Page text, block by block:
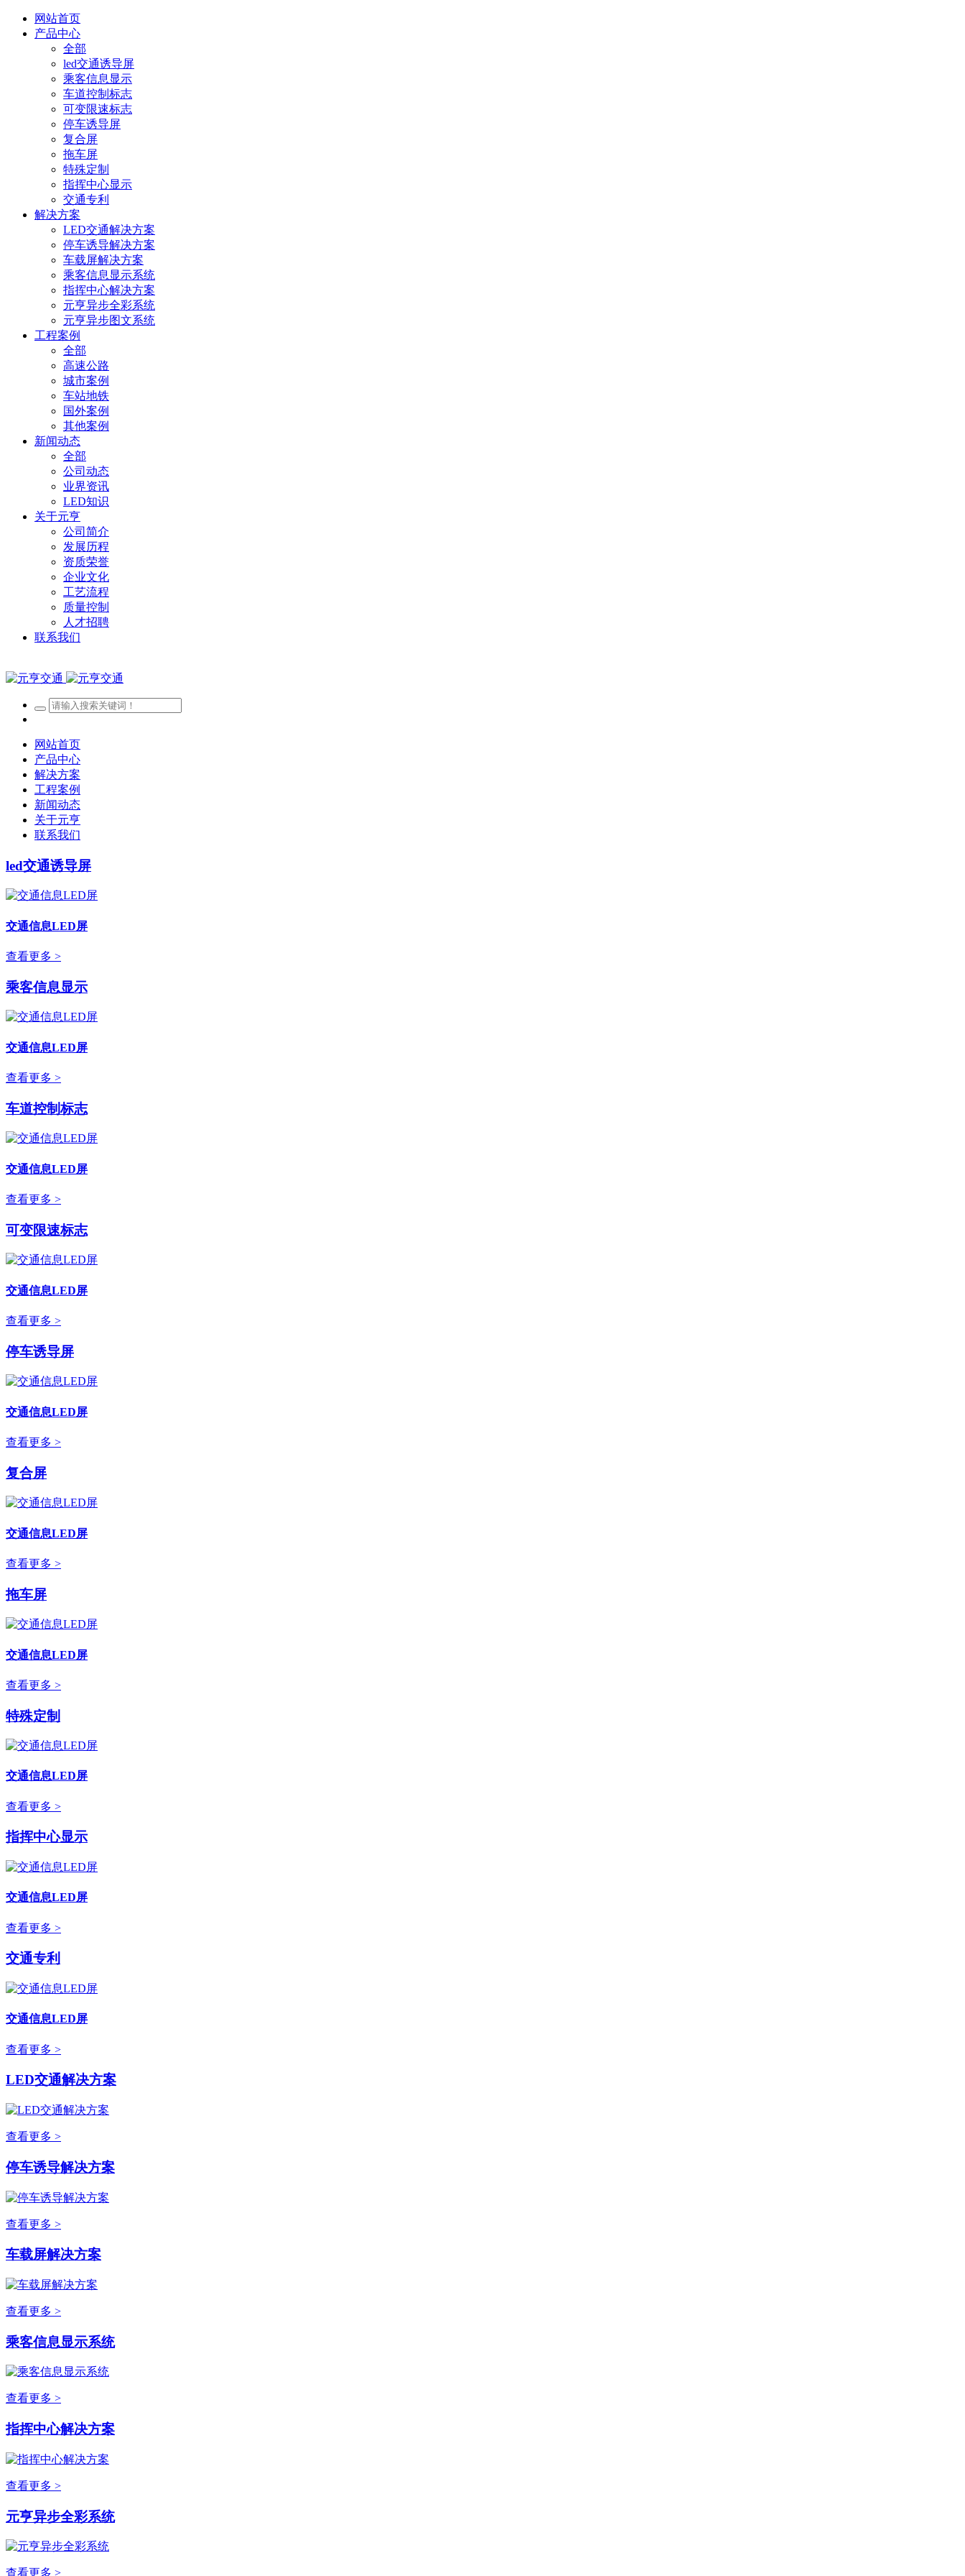
网站首页
产品中心
全部
led交通诱导屏
乘客信息显示
车道控制标志
可变限速标志
停车诱导屏
复合屏
拖车屏
特殊定制
指挥中心显示
交通专利
解决方案
LED交通解决方案
停车诱导解决方案
车载屏解决方案
乘客信息显示系统
指挥中心解决方案
元亨异步全彩系统
元亨异步图文系统
工程案例
全部
高速公路
城市案例
车站地铁
国外案例
其他案例
新闻动态
全部
公司动态
业界资讯
LED知识
关于元亨
公司简介
发展历程
资质荣誉
企业文化
工艺流程
质量控制
人才招聘
联系我们
网站首页
产品中心
解决方案
工程案例
新闻动态
关于元亨
联系我们
led交通诱导屏
交通信息LED屏
查看更多 >
乘客信息显示
交通信息LED屏
查看更多 >
车道控制标志
交通信息LED屏
查看更多 >
可变限速标志
交通信息LED屏
查看更多 >
停车诱导屏
交通信息LED屏
查看更多 >
复合屏
交通信息LED屏
查看更多 >
拖车屏
交通信息LED屏
查看更多 >
特殊定制
交通信息LED屏
查看更多 >
指挥中心显示
交通信息LED屏
查看更多 >
交通专利
交通信息LED屏
查看更多 >
LED交通解决方案
查看更多 >
停车诱导解决方案
查看更多 >
车载屏解决方案
查看更多 >
乘客信息显示系统
查看更多 >
指挥中心解决方案
查看更多 >
元亨异步全彩系统
查看更多 >